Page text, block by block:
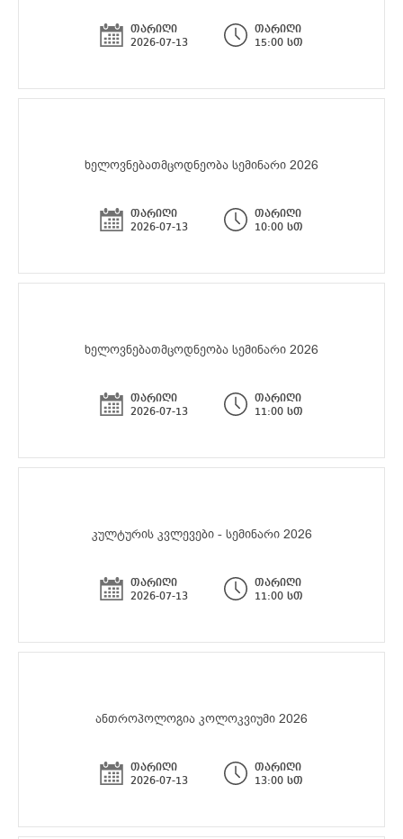
თარიღი
2026-07-13
თარიღი
15:00 სთ
ხელოვნებათმცოდნეობა სემინარი 2026
თარიღი
2026-07-13
თარიღი
10:00 სთ
ხელოვნებათმცოდნეობა სემინარი 2026
თარიღი
2026-07-13
თარიღი
11:00 სთ
კულტურის კვლევები - სემინარი 2026
თარიღი
2026-07-13
თარიღი
11:00 სთ
ანთროპოლოგია კოლოკვიუმი 2026
თარიღი
2026-07-13
თარიღი
13:00 სთ